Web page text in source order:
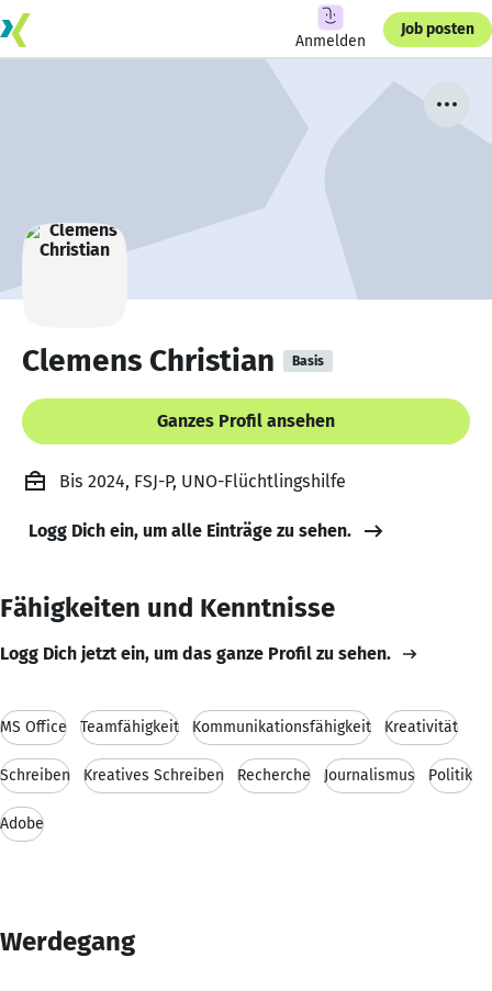
Anmelden
Job posten
Clemens Christian Basis
Ganzes Profil ansehen
Bis 2024, FSJ-P, UNO-Flüchtlingshilfe
Logg Dich ein, um alle Einträge zu sehen.
Fähigkeiten und Kenntnisse
Logg Dich jetzt ein, um das ganze Profil zu sehen.
MS Office Teamfähigkeit Kommunikationsfähigkeit Kreativität
Schreiben Kreatives Schreiben Recherche Journalismus Politik
Adobe
Werdegang